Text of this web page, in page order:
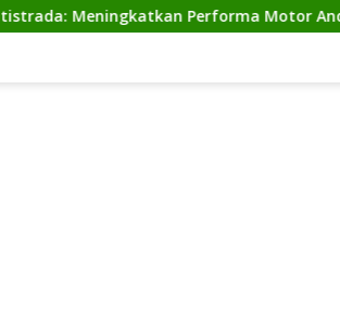
Performa Motor Anda